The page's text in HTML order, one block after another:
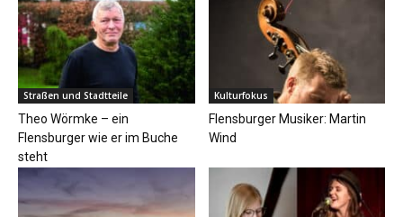
Straßen und Stadtteile
Theo Wörmke – ein
Flensburger wie er im Buche
steht
Kulturfokus
Flensburger Musiker: Martin
Wind